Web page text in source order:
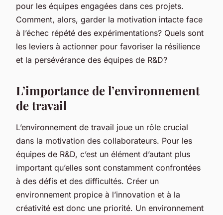
pour les équipes engagées dans ces projets.
Comment, alors, garder la motivation intacte face
à l’échec répété des expérimentations? Quels sont
les leviers à actionner pour favoriser la résilience
et la persévérance des équipes de R&D?
L’importance de l’environnement
de travail
L’environnement de travail joue un rôle crucial
dans la motivation des collaborateurs. Pour les
équipes de R&D, c’est un élément d’autant plus
important qu’elles sont constamment confrontées
à des défis et des difficultés. Créer un
environnement propice à l’innovation et à la
créativité est donc une priorité. Un environnement